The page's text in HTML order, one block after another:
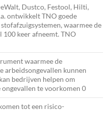
Dustco, Festool, Hilti,
ontwikkelt TNO goede
waarmee de
keer afneemt. TNO
waarmee de
arbeidsongevallen kunnen
bedrijven helpen om
te voorkomen 0
tot een risico-